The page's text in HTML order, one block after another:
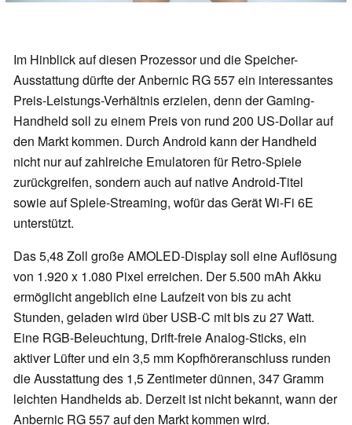
Im Hinblick auf diesen Prozessor und die Speicher-
Ausstattung dürfte der Anbernic RG 557 ein interessantes
Preis-Leistungs-Verhältnis erzielen, denn der Gaming-
Handheld soll zu einem Preis von rund 200 US-Dollar auf
den Markt kommen. Durch Android kann der Handheld
nicht nur auf zahlreiche Emulatoren für Retro-Spiele
zurückgreifen, sondern auch auf native Android-Titel
sowie auf Spiele-Streaming, wofür das Gerät Wi-Fi 6E
unterstützt.
Das 5,48 Zoll große AMOLED-Display soll eine Auflösung
von 1.920 x 1.080 Pixel erreichen. Der 5.500 mAh Akku
ermöglicht angeblich eine Laufzeit von bis zu acht
Stunden, geladen wird über USB-C mit bis zu 27 Watt.
Eine RGB-Beleuchtung, Drift-freie Analog-Sticks, ein
aktiver Lüfter und ein 3,5 mm Kopfhöreranschluss runden
die Ausstattung des 1,5 Zentimeter dünnen, 347 Gramm
leichten Handhelds ab. Derzeit ist nicht bekannt, wann der
Anbernic RG 557 auf den Markt kommen wird.